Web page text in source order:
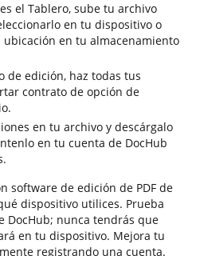
el Tablero, sube tu archivo
en tu dispositivo o
en tu almacenamiento
de edición, haz todas tus
contrato de opción de
en tu archivo y descárgalo
en tu cuenta de DocHub
software de edición de PDF de
dispositivo utilices. Prueba
DocHub; nunca tendrás que
en tu dispositivo. Mejora tu
registrando una cuenta.